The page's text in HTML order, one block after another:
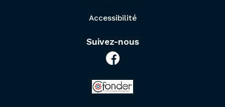
Accessibilité
Suivez-nous